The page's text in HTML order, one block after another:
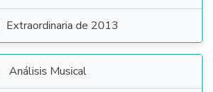
Extraordinaria de 2013
Análisis Musical